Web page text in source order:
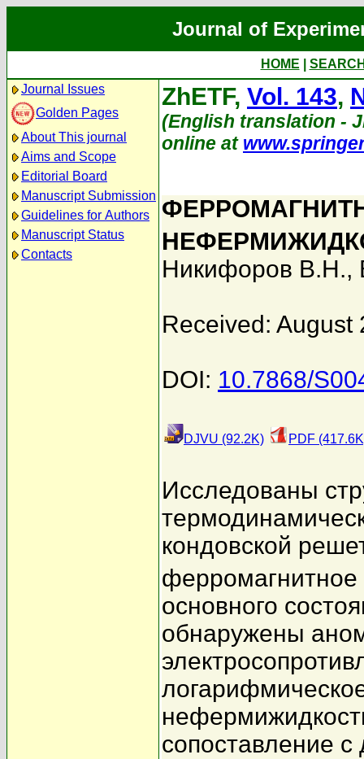
Journal of
HOME
Journal Issues
Golden Pages
About This journal
Aims and Scope
Editorial Board
Manuscript Submission
Guidelines for Authors
Manuscript Status
Contacts
ZhETF, Vol. 143,
(English translation -
online at
Никифоров В.Н.,
Received: August
DOI: 10.7868/
DJVU (92.2K) PDF
Исследованы
кондовской
основного
обнаружены
сопоставление